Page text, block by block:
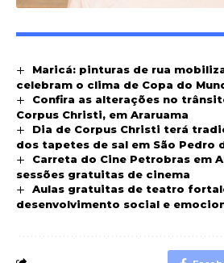
Maricá: pinturas de rua
celebram o clima de Copa do
Confira as alterações no
Corpus Christi, em Araruama
Dia de Corpus Christi terá
dos tapetes de sal em São Pedro
Carreta do Cine Petrobras em
sessões gratuitas de cinema
Aulas gratuitas de teatro
desenvolvimento social e